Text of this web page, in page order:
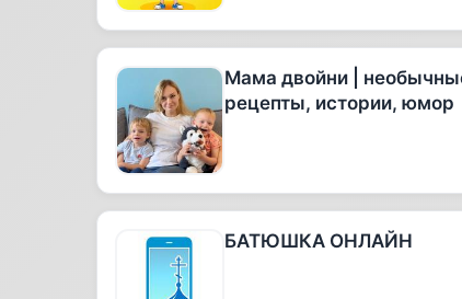
Мама двойни |
рецепты, истории, юмор
БАТЮШКА ОНЛАЙН